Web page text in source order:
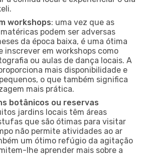
workshops: uma vez que as
podem ser adversas
da época baixa, é uma ótima
inscrever em workshops como
ou aulas de dança locais. A
mais disponibilidade e
o que também significa
mais prática.
botânicos ou reservas
jardins locais têm áreas
que são ótimas para visitar
não permite atividades ao ar
um ótimo refúgio da agitação
lhe aprender mais sobre a